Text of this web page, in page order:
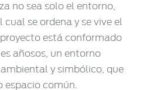
no sea solo el entorno,
cual se ordena y se vive el
está conformado
añosos, un entorno
y simbólico, que
espacio común.